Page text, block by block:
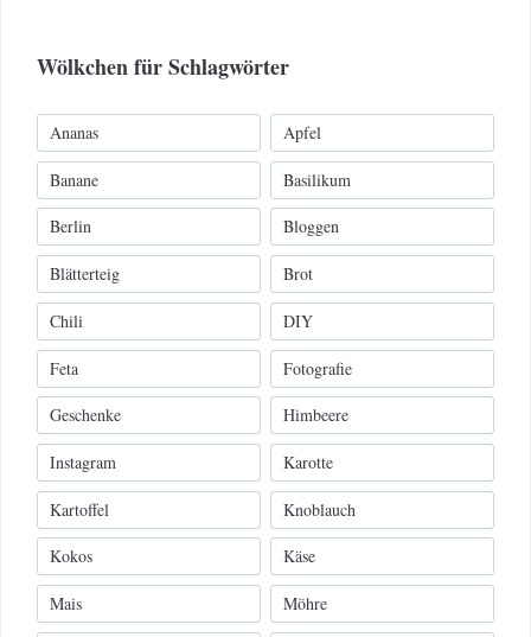
Wölkchen für Schlagwörter
Ananas Apfel
Banane Basilikum
Berlin Bloggen
Blätterteig Brot
Chili DIY
Feta Fotografie
Geschenke Himbeere
Instagram Karotte
Kartoffel Knoblauch
Kokos Käse
Mais Möhre